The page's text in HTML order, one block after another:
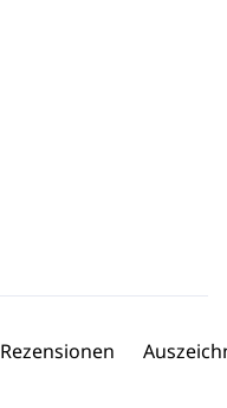
Rezensionen